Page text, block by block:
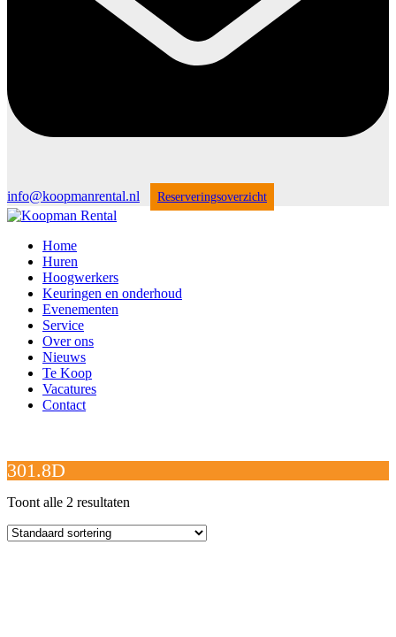
info@koopmanrental.nl Reserveringsoverzicht
Home
Huren
Hoogwerkers
Keuringen en onderhoud
Evenementen
Service
Over ons
Nieuws
Te Koop
Vacatures
Contact
menu
menu
301.8D
Toont alle 2 resultaten